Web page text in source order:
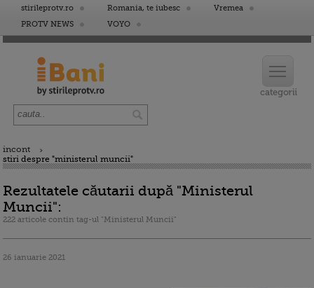
stirileprotv.ro Romania, te iubesc
Vremea
PROTV NEWS
VOYO
incont
stiri despre "ministerul muncii"
Rezultatele căutarii după "Ministerul
Muncii":
222 articole contin tag-ul "Ministerul Muncii"
26 ianuarie 2021